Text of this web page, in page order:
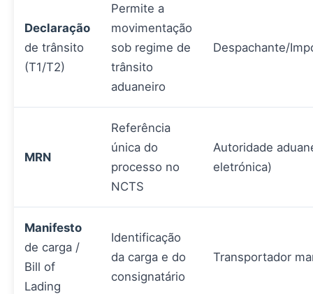
Declaração
de trânsito
(T1/T2)
Permite a
movimentação
sob regime de
trânsito
aduaneiro
Despachante/
MRN
Referência
única do
processo no
NCTS
Autoridade
eletrónica)
Manifesto
de carga /
Bill of
Lading
Identificação
da carga e do
consignatário
Transportador